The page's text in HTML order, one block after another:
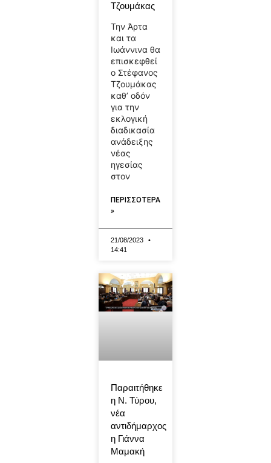
Τζουμάκας
Την Άρτα
και τα
Ιωάννινα θα
επισκεφθεί
ο Στέφανος
Τζουμάκας
καθ’ οδόν
για την
εκλογική
διαδικασία
ανάδειξης
νέας
ηγεσίας
στον
ΠΕΡΙΣΣΟΤΕΡΑ
»
21/08/2023
14:41
Παραιτήθηκε
η Ν. Τύρου,
νέα
αντιδήμαρχος
η Γιάννα
Μαμακή